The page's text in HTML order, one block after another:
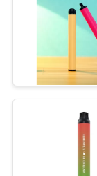
VIDEOS
ÜBER
UNS
AUSFLUG